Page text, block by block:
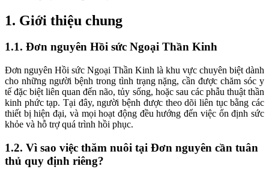
1. Giới thiệu chung
1.1. Đơn nguyên Hồi sức Ngoại Thần Kinh
Đơn nguyên Hồi sức Ngoại Thần Kinh là khu vực chuyên biệt dành
cho những người bệnh trong tình trạng nặng, cần được chăm sóc y
tế đặc biệt liên quan đến não, tủy sống, hoặc sau các phẫu thuật thần
kinh phức tạp. Tại đây, người bệnh được theo dõi liên tục bằng các
thiết bị hiện đại, và mọi hoạt động đều hướng đến việc ổn định sức
khỏe và hỗ trợ quá trình hồi phục.
1.2. Vì sao việc thăm nuôi tại Đơn nguyên cần tuân
thủ quy định riêng?